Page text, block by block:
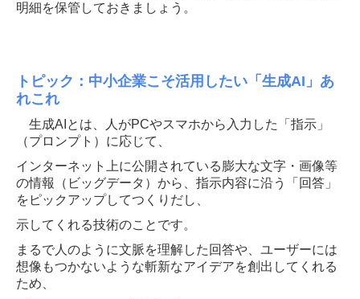
明細を保管しておきましょう。
トピック：中小企業こそ活用したい「生成AI」あ
れこれ
生成AIとは、人がPCやスマホから入力した「指示」
（プロンプト）に応じて、
インターネット上に公開されている膨大な文字・画像等
の情報（ビッグデータ）から、指示内容に沿う「回答」
をピックアップしてつくりだし、
示してくれる技術のことです。
まるで人のように文脈を理解した回答や、ユーザーには
想像もつかないような斬新なアイデアを創出してくれる
ため、